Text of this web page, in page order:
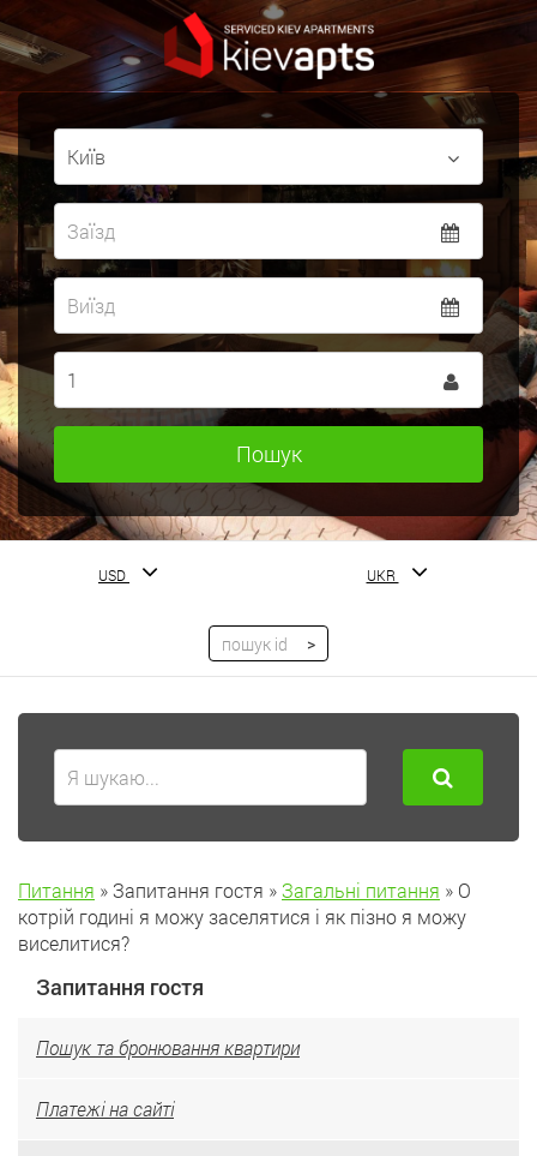
USD UKR
Питання »Запитання гостя »Загальні питання » О
котрій годині я можу заселятися і як пізно я можу
виселитися?
Запитання гостя
Пошук та бронювання квартири
Платежі на сайті